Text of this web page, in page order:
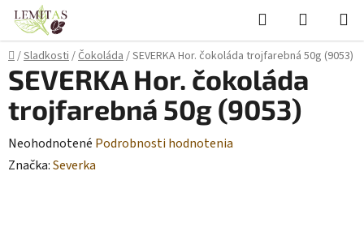
Prejsť
obsah
Hľadať
KOŠÍK
Domov
/Sladkosti/Čokoláda/SEVERKA Hor. čokoláda trojfarebná 50g (9053)
SEVERKA Hor. čokoláda
trojfarebná 50g (9053)
Priemerné
hodnotenie
Neohodnotené Podrobnosti hodnotenia
Značka:Severka